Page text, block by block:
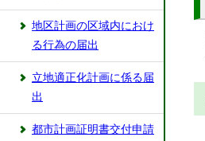
地区計画の区域内におけ
る行為の届出
立地適正化計画に係る届
出
都市計画証明書交付申請